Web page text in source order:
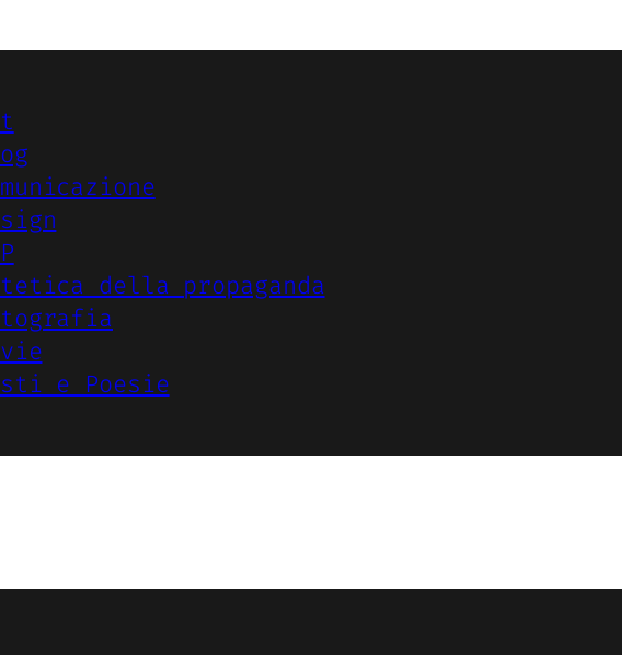
della propaganda
e Poesie